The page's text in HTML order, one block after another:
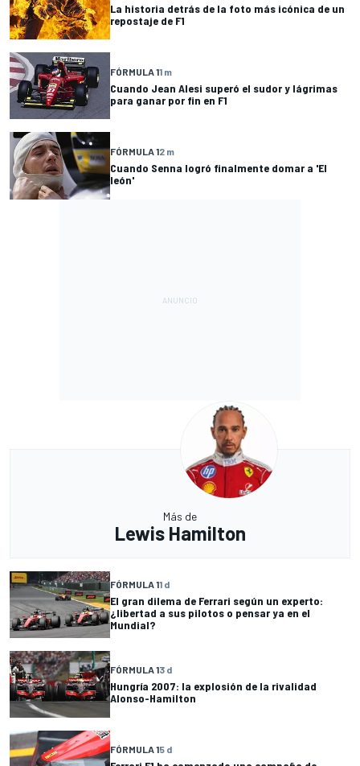
La historia detrás de la foto más icónica de un
repostaje de F1
FÓRMULA 11 m
Cuando Jean Alesi superó el sudor y lágrimas
para ganar por fin en F1
FÓRMULA 12 m
Cuando Senna logró finalmente domar a 'El
león'
Más de
Lewis Hamilton
FÓRMULA 11 d
El gran dilema de Ferrari según un experto:
¿libertad a sus pilotos o pensar ya en el
Mundial?
FÓRMULA 13 d
Hungría 2007: la explosión de la rivalidad
Alonso-Hamilton
FÓRMULA 15 d